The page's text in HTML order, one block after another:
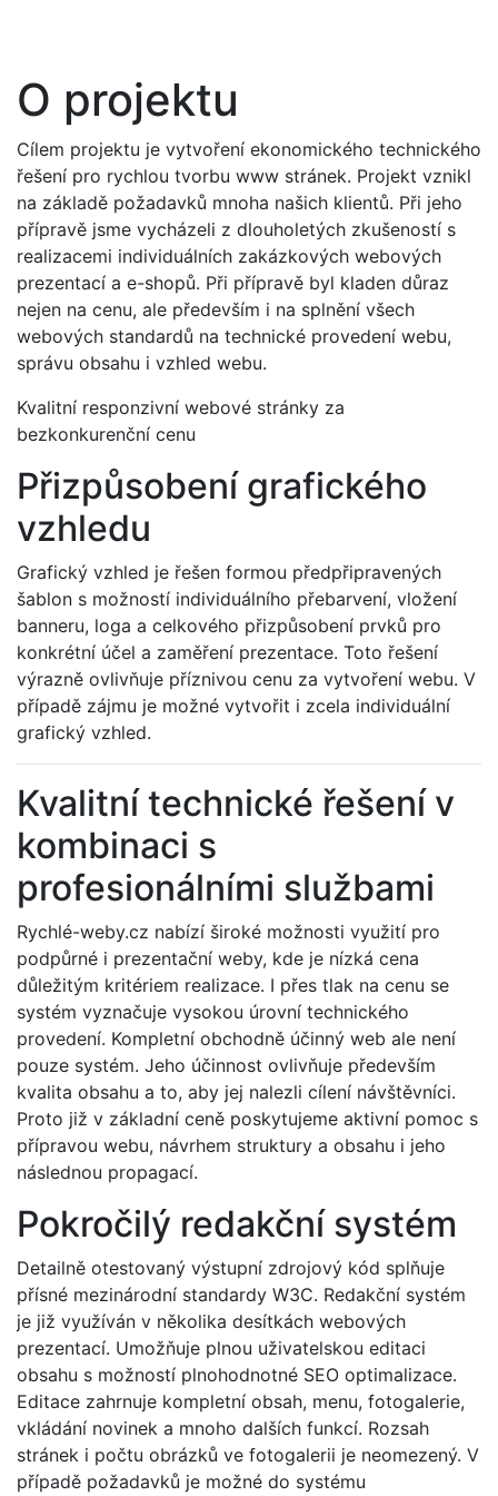
O projektu
Cílem projektu je vytvoření ekonomického technického
řešení pro rychlou tvorbu www stránek. Projekt vznikl
na základě požadavků mnoha našich klientů. Při jeho
přípravě jsme vycházeli z dlouholetých zkušeností s
realizacemi individuálních zakázkových webových
prezentací a e-shopů. Při přípravě byl kladen důraz
nejen na cenu, ale především i na splnění všech
webových standardů na technické provedení webu,
správu obsahu i vzhled webu.
Kvalitní responzivní webové stránky za
bezkonkurenční cenu
Přizpůsobení grafického
vzhledu
Grafický vzhled je řešen formou předpřipravených
šablon s možností individuálního přebarvení, vložení
banneru, loga a celkového přizpůsobení prvků pro
konkrétní účel a zaměření prezentace. Toto řešení
výrazně ovlivňuje příznivou cenu za vytvoření webu. V
případě zájmu je možné vytvořit i zcela individuální
grafický vzhled.
Kvalitní technické řešení v
kombinaci s
profesionálními službami
Rychlé-weby.cz nabízí široké možnosti využití pro
podpůrné i prezentační weby, kde je nízká cena
důležitým kritériem realizace. I přes tlak na cenu se
systém vyznačuje vysokou úrovní technického
provedení. Kompletní obchodně účinný web ale není
pouze systém. Jeho účinnost ovlivňuje především
kvalita obsahu a to, aby jej nalezli cílení návštěvníci.
Proto již v základní ceně poskytujeme aktivní pomoc s
přípravou webu, návrhem struktury a obsahu i jeho
následnou propagací.
Pokročilý redakční systém
Detailně otestovaný výstupní zdrojový kód splňuje
přísné mezinárodní standardy W3C. Redakční systém
je již využíván v několika desítkách webových
prezentací. Umožňuje plnou uživatelskou editaci
obsahu s možností plnohodnotné SEO optimalizace.
Editace zahrnuje kompletní obsah, menu, fotogalerie,
vkládání novinek a mnoho dalších funkcí. Rozsah
stránek i počtu obrázků ve fotogalerii je neomezený. V
případě požadavků je možné do systému